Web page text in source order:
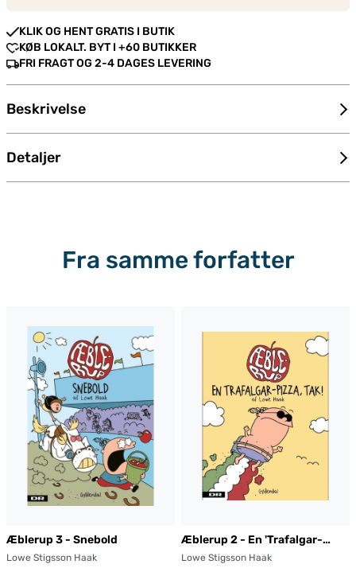
KLIK OG HENT GRATIS I BUTIK
KØB LOKALT. BYT I +60 BUTIKKER
FRI FRAGT OG 2-4 DAGES LEVERING
Beskrivelse
Detaljer
Fra samme forfatter
Æblerup 3 - Snebold
Lowe Stigsson Haak
Æblerup 2 - En 'Trafalgar-
pizza' tak!
Lowe Stigsson Haak